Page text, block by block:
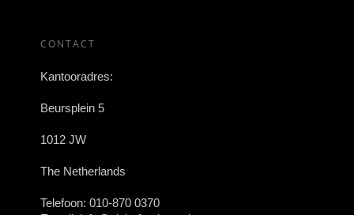
CONTACT
Kantooradres:
Beursplein 5
1012 JW
The Netherlands
Telefoon: 010-870 0370